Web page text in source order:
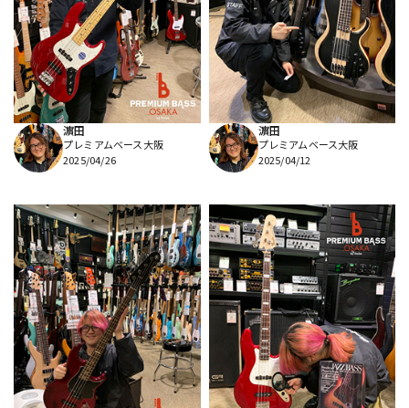
濵田
プレミアムベース大阪
2025/04/26
濵田
プレミアムベース大阪
2025/04/12